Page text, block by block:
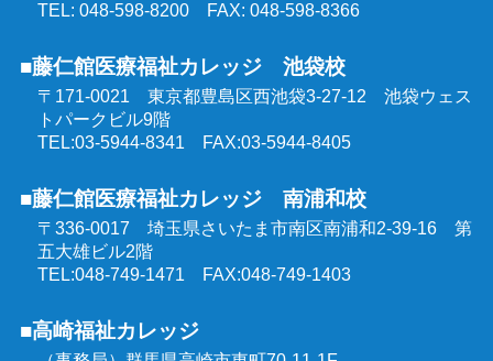
TEL: 048-598-8200 FAX: 048-598-8366
■藤仁館医療福祉カレッジ 池袋校
〒171-0021 東京都豊島区西池袋3-27-12 池袋ウェス
トパークビル9階
TEL:03-5944-8341 FAX:03-5944-8405
■藤仁館医療福祉カレッジ 南浦和校
〒336-0017 埼玉県さいたま市南区南浦和2-39-16 第
五大雄ビル2階
TEL:048-749-1471 FAX:048-749-1403
■高崎福祉カレッジ